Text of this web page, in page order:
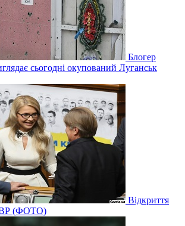
Блогер
сьогодні окупований Луганськ
Відкриття
ВР (ФОТО)